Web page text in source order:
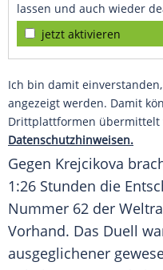
lassen und auch wieder
jetzt aktivieren
Ich bin damit
angezeigt werden. Damit
Drittplattformen übermittelt
Datenschutzhinweisen.
Gegen Krejcikova
1:26 Stunden die
Nummer 62 der
Vorhand. Das Duell
ausgeglichener